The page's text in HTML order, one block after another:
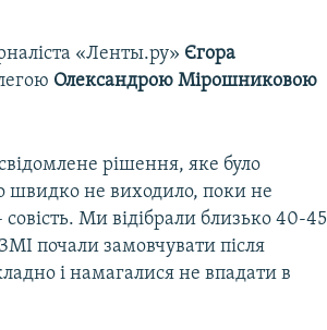
«Ленты.ру» Єгора
Олександрою Мірошниковою
рішення, яке було
швидко не виходило, поки не
Ми відібрали близько 40-45
почали замовчувати після
і намагалися не впадати в